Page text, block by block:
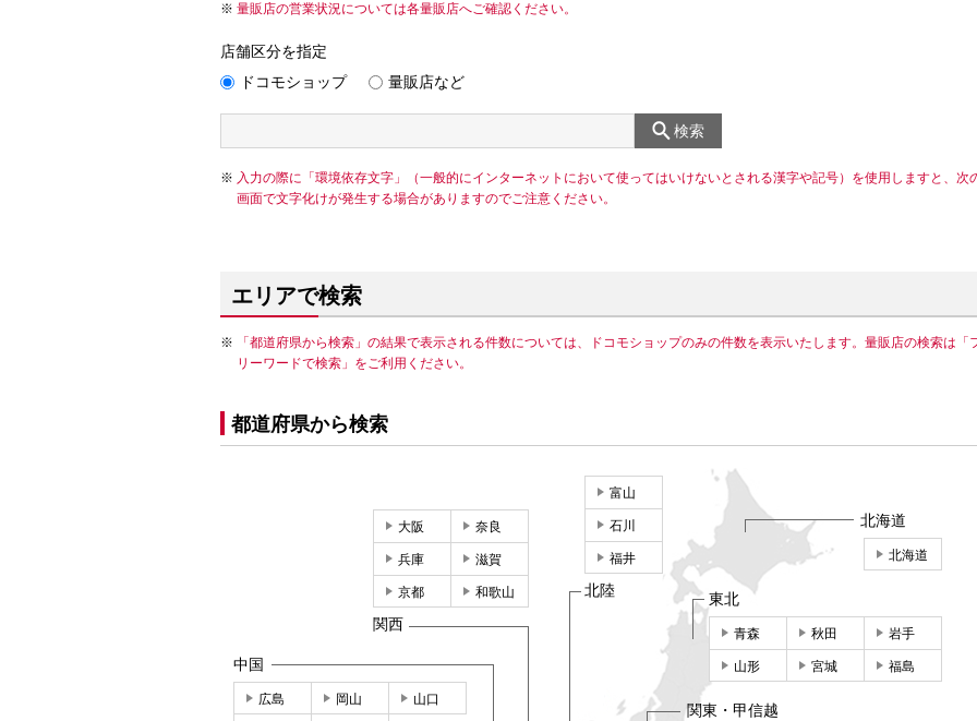
量販店の営業状況については各量販店へご確認ください。
店舗区分を指定
ドコモショップ
量販店など
検索
入力の際に「環境依存文字」（一般的にインターネットにおいて使ってはいけないとされる漢字や記号）を使用しますと、次
画面で文字化けが発生する場合がありますのでご注意ください。
エリアで検索
「都道府県から検索」の結果で表示される件数については、ドコモショップのみの件数を表示いたします。量販店の検索は「
リーワードで検索」をご利用ください。
都道府県から検索
北海道
北海道
東北
青森 秋田 岩手
山形 宮城 福島
関東・甲信越
富山
石川
福井
北陸
大阪 奈良
兵庫 滋賀
京都 和歌山
関西
中国
広島 岡山 山口